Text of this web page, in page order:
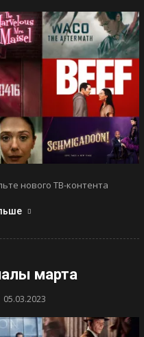
нового ТВ-контента
марта
05.03.2023